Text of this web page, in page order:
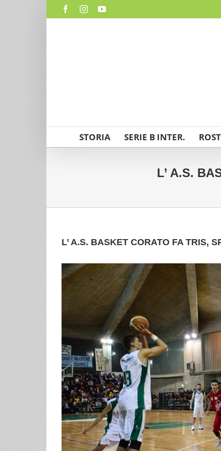
Salta
al
contenuto
FacebookInstagramYouTube
STORIA SERIE B INTER.
L’ A.S.
L’ A.S. BASKET CORATO FA TRIS,
Ingrandisci
immagine